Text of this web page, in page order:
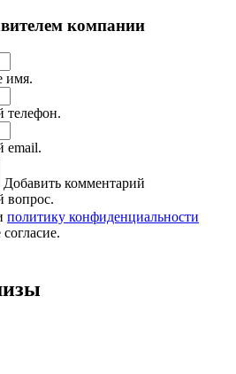
компании
имя.
телефон.
email.
Добавить комментарий
вопрос.
политику конфиденциальности